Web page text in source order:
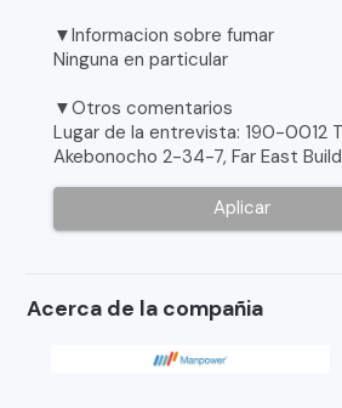
▼Informacion sobre fumar
Ninguna en particular
▼Otros comentarios
Lugar de la entrevista: 190-0012
Akebonocho 2-34-7, Far East
Aplicar
Acerca de la compañia